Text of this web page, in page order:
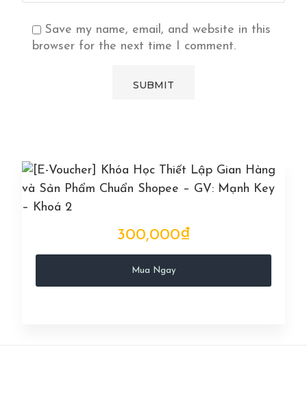
Save my name, email, and website in this
browser for the next time I comment.
300,000₫
Mua Ngay